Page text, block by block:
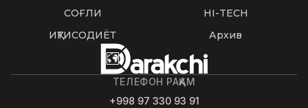
СОҒЛИҚ
HI-TECH
ИҚТИСОДИЁТ
Архив
ТЕЛЕФОН РАҚАМ
+998 97 330 93 91